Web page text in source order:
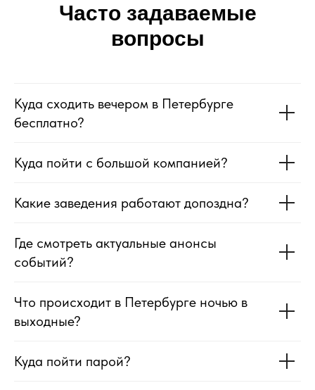
Часто задаваемые
вопросы
Куда сходить вечером в Петербурге
бесплатно?
Куда пойти с большой компанией?
Какие заведения работают допоздна?
Где смотреть актуальные анонсы
событий?
Что происходит в Петербурге ночью в
выходные?
Куда пойти парой?